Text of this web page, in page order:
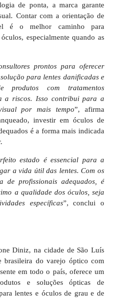
de ponta, a marca garante
Contar com a orientação de
é o melhor caminho para
especialmente quando as
prontos para oferecer
para lentes danificadas e
produtos com tratamentos
a riscos. Isso contribui para a
por mais tempo”, afirma
investir em óculos de
é a forma mais indicada
estado é essencial para a
a vida útil das lentes. Com os
de profissionais adequados, é
a qualidade dos óculos, seja
específicas”, conclui o
Diniz, na cidade de São Luís
do varejo óptico com
em todo o país, oferece um
e soluções ópticas de
lentes e óculos de grau e de